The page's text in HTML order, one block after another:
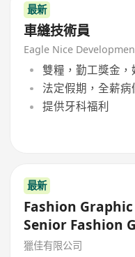
最新
車縫技術員
Eagle Nice
雙糧，勤工獎金，
法定假期，全薪病
提供牙科福利
最新
Fashion
Senior Fashion
Designer
獵佳有限公司